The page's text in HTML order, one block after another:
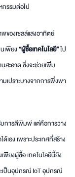
กรรมต่อไป
ของเซลล์แสงอาทิตย์
เพียง“ผู้ซื้อเทคโนโลยี”ไป
ะอาด ซึ่งจะช่วยเพิ่ม
เปราะบางจากการพึ่งพา
บการตีพิมพ์ แต่คือการวาง
อง เพราะประเทศที่สร้าง
พียงผู้ซื้อ เทคโนโลยีนี้ยัง
ะเป็นอุปกรณ์ IoT อุปกรณ์